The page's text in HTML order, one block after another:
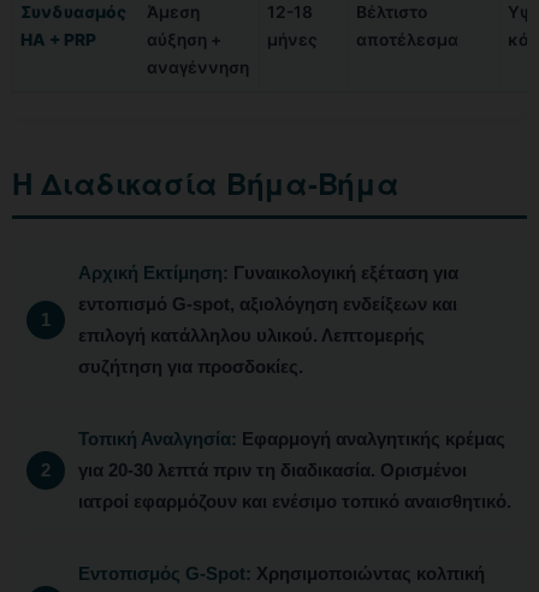
Συνδυασμός
HA + PRP
Άμεση
αύξηση +
αναγέννηση
12-18
μήνες
Βέλτιστο
αποτέλεσμα
Η Διαδικασία Βήμα-Βήμα
Αρχική Εκτίμηση: Γυναικολογική εξέταση για
εντοπισμό G-spot, αξιολόγηση ενδείξεων και
επιλογή κατάλληλου υλικού. Λεπτομερής
συζήτηση για προσδοκίες.
Τοπική Αναλγησία: Εφαρμογή αναλγητικής κρέμας
για 20-30 λεπτά πριν τη διαδικασία. Ορισμένοι
ιατροί εφαρμόζουν και ενέσιμο τοπικό αναισθητικό.
Εντοπισμός G-Spot: Χρησιμοποιώντας κολπική